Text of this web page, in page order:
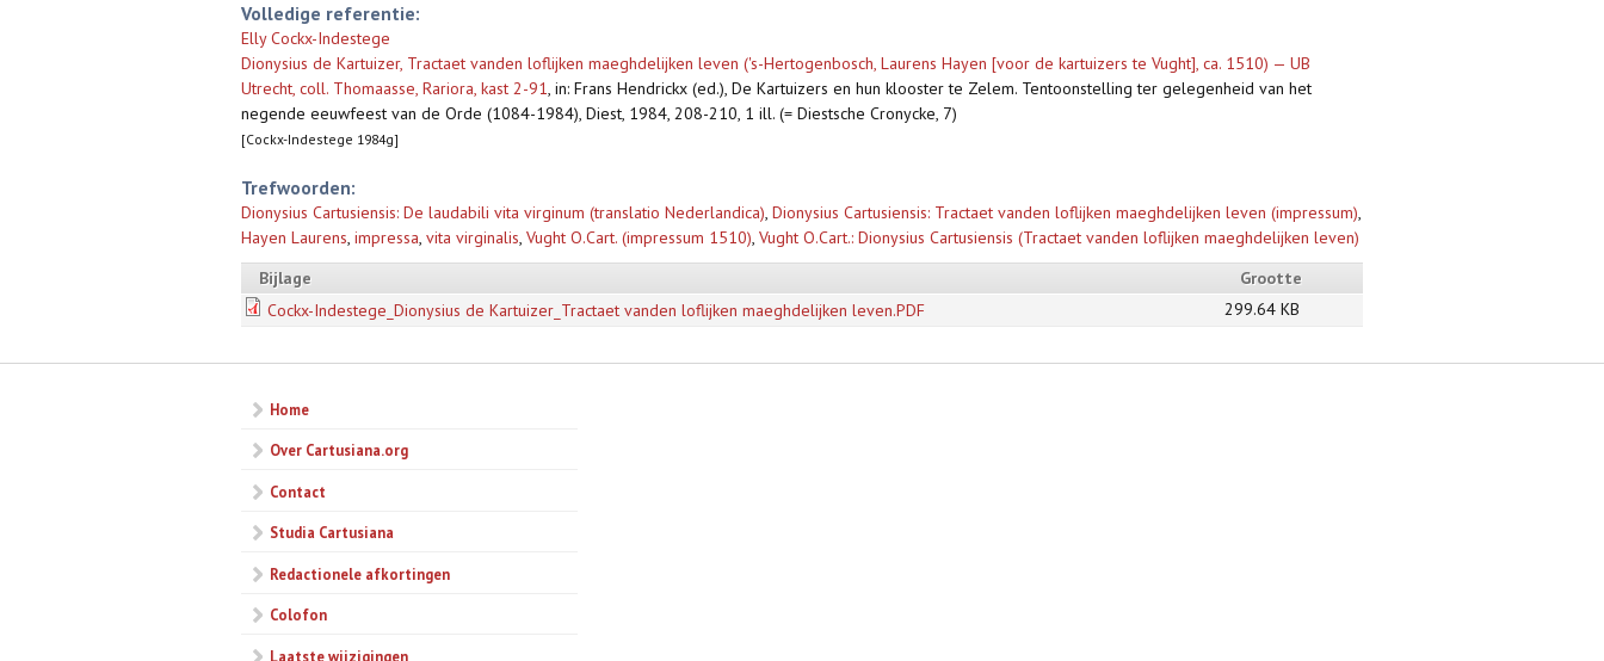
Volledige referentie:
Elly Cockx-Indestege
Dionysius de Kartuizer, Tractaet vanden loflijken maeghdelijken leven ('s-Hertogenbosch, Laurens Hayen [voor de kartuizers te Vught], ca. 1510) — UB
Utrecht, coll. Thomaasse, Rariora, kast 2-91, in: Frans Hendrickx (ed.), De Kartuizers en hun klooster te Zelem. Tentoonstelling ter gelegenheid van het
negende eeuwfeest van de Orde (1084-1984), Diest, 1984, 208-210, 1 ill. (= Diestsche Cronycke, 7)
[Cockx-Indestege 1984g]
Trefwoorden:
Dionysius Cartusiensis: De laudabili vita virginum (translatio Nederlandica), Dionysius Cartusiensis: Tractaet vanden loflijken maeghdelijken leven (impressum),
Hayen Laurens, impressa, vita virginalis, Vught O.Cart. (impressum 1510), Vught O.Cart.: Dionysius Cartusiensis (Tractaet vanden loflijken maeghdelijken leven)
Bijlage
Grootte
Cockx-Indestege_Dionysius de Kartuizer_Tractaet vanden loflijken maeghdelijken leven.PDF
299.64 KB
Home
Over Cartusiana.org
Contact
Studia Cartusiana
Redactionele afkortingen
Colofon
Laatste wijzigingen